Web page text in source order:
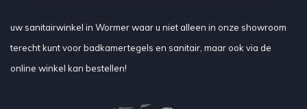
uw sanitairwinkel in Wormer waar u niet alleen in onze showroom
terecht kunt voor badkamertegels en sanitair, maar ook via de
online winkel kan bestellen!